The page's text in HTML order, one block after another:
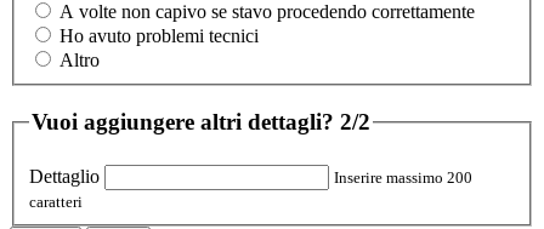
A volte non capivo se stavo procedendo correttamente
Ho avuto problemi tecnici
Altro
Vuoi aggiungere altri dettagli? 2/2
Dettaglio
Inserire massimo 200
caratteri